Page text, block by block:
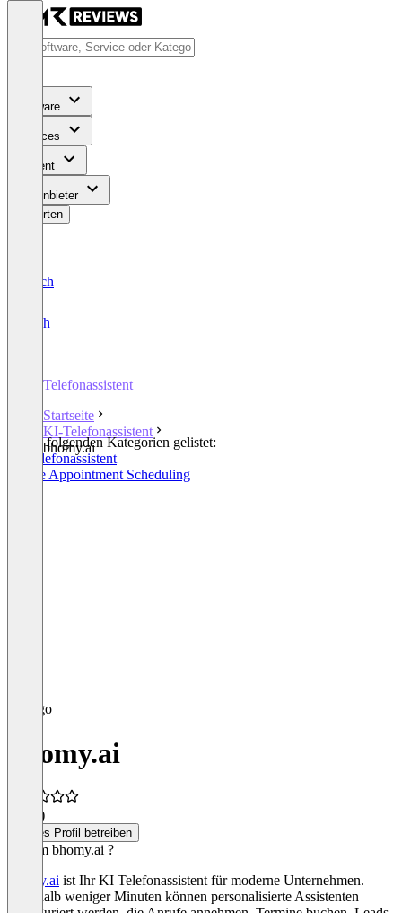
Software
Services
Content
Für Anbieter
Bewerten
Deutsch
English
KI-Telefonassistent
Startseite
KI-Telefonassistent
bhomy.ai
In den folgenden Kategorien gelistet:
KI-Telefonassistent
Online Appointment Scheduling
bhomy.ai
(1)
Dieses Profil betreiben
Warum bhomy.ai ?
bhomy.ai ist Ihr KI Telefonassistent für moderne Unternehmen.
Innerhalb weniger Minuten können personalisierte Assistenten